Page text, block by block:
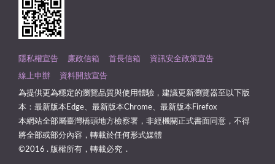
隱私權宣告 廉政信箱 首長信箱 資訊安全政策宣告
線上申辦 資料開放宣告
為提供更為穩定的瀏覽品質與使用體驗，建議更新瀏覽器至以下版
本：最新版本Edge、最新版本Chrome、最新版本Firefox
本網站全部屬臺灣橋頭地方檢察署，非經機關正式書面同意，不得
將全部或部分內容，轉載於任何形式媒體
©2016 . 版權所有，轉載必究 .